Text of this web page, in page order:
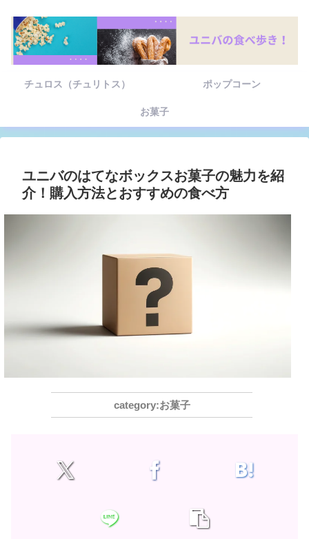
チュロス（チュリトス） ポップコーン
お菓子
ユニバのはてなボックスお菓子の魅力を紹
介！購入方法とおすすめの食べ方
お菓子